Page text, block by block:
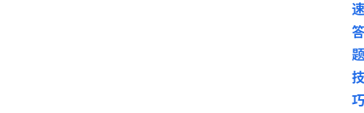
速
答
题
技
巧